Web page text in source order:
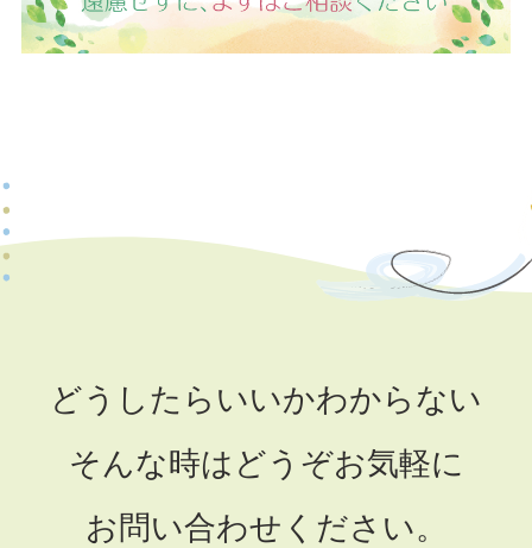
どうしたらいいかわからない
そんな時はどうぞお気軽に
お問い合わせください。